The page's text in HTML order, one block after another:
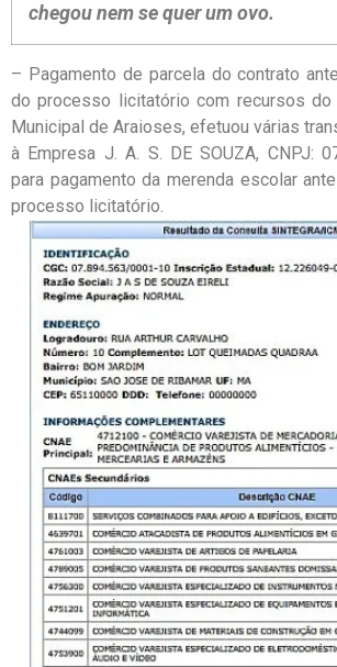
chegounem se quer um ovo.
– Pagamento de parcela do contrato
do processo licitatório com recursos do
Municipal de Araioses, efetuou várias
à Empresa J. A. S. DE SOUZA, CNPJ:
para pagamento da merenda escolar
processo licitatório.